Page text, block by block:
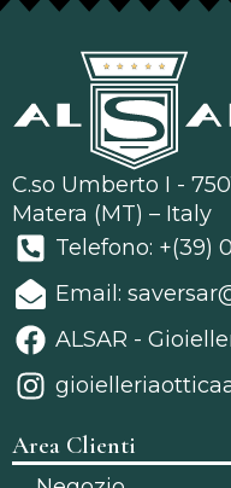
C.so Umberto I -
Matera (MT) – Italy
Telefono: +(39)
Email:
ALSAR -
Area Clienti